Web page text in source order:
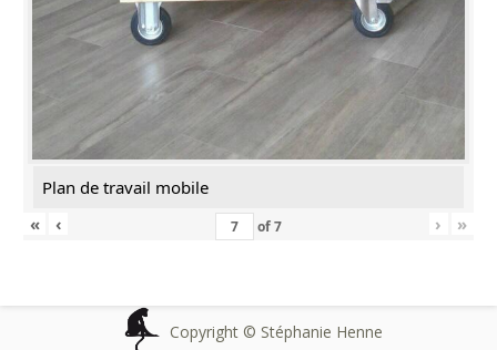
Plan de travail mobile
«
‹ of7 › »
Copyright © Stéphanie Henne